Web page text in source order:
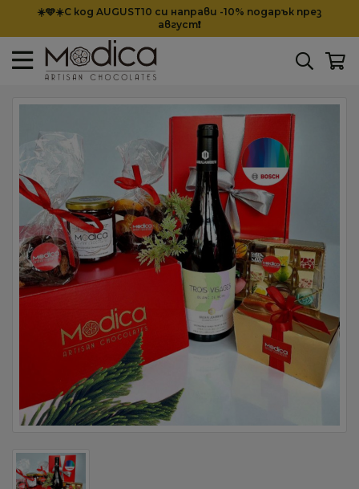
☀️🩵☀️С код AUGUST10 си направи -10% подарък през
август❗